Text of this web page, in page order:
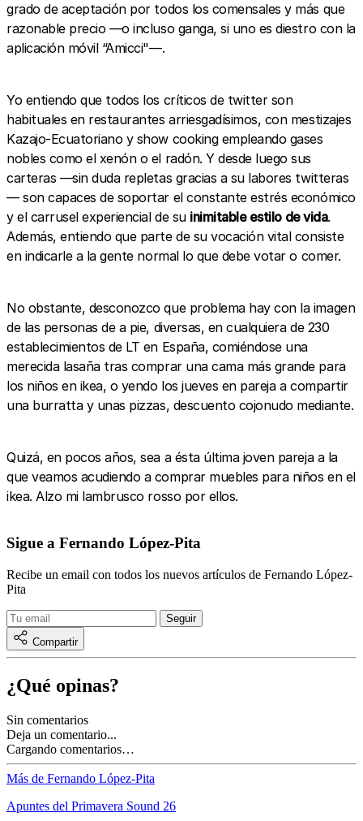
grado de aceptación por todos los comensales y más que
razonable precio —o incluso ganga, si uno es diestro con la
aplicación móvil “Amicci"—.
Yo entiendo que todos los críticos de twitter son
habituales en restaurantes arriesgadísimos, con mestizajes
Kazajo-Ecuatoriano y show cooking empleando gases
nobles como el xenón o el radón. Y desde luego sus
carteras —sin duda repletas gracias a su labores twitteras
— son capaces de soportar el constante estrés económico
y el carrusel experiencial de su inimitable estilo de vida.
Además, entiendo que parte de su vocación vital consiste
en indicarle a la gente normal lo que debe votar o comer.
No obstante, desconozco que problema hay con la imagen
de las personas de a pie, diversas, en cualquiera de 230
establecimientos de LT en España, comiéndose una
merecida lasaña tras comprar una cama más grande para
los niños en ikea, o yendo los jueves en pareja a compartir
una burratta y unas pizzas, descuento cojonudo mediante.
Quizá, en pocos años, sea a ésta última joven pareja a la
que veamos acudiendo a comprar muebles para niños en el
ikea. Alzo mi lambrusco rosso por ellos.
Sigue a Fernando López-Pita
Recibe un email con todos los nuevos artículos de Fernando López-
Pita
Compartir
¿Qué opinas?
Sin comentarios
Deja un comentario...
Cargando comentarios…
Más de Fernando López-Pita
Apuntes del Primavera Sound 26